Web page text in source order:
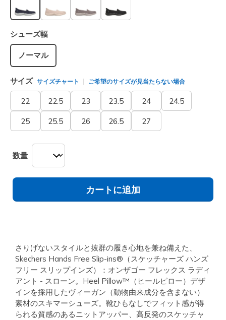
選択されました
シューズ幅
ノーマル
サイズ サイズチャート ご希望のサイズが見当たらない場合
22 22.5 23 23.5 24 24.5
25 25.5 26 26.5 27
数量
カートに追加
さりげないスタイルと抜群の履き心地を兼ね備えた、
Skechers Hands Free Slip-ins®（スケッチャーズ ハンズ
フリー スリップインズ）：オンザゴー フレックス ラディ
アント - スローン。Heel Pillow™（ヒールピロー）デザ
インを採用したヴィーガン（動物由来成分を含まない）
素材のスキマーシューズ。靴ひもなしでフィット感が得
られる質感のあるニットアッパー、高反発のスケッチャ